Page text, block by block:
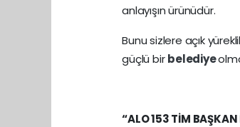
anlayışın ürünüdür.
Bunu sizlere açık
güçlü birbelediye
“ALO 153 TİM